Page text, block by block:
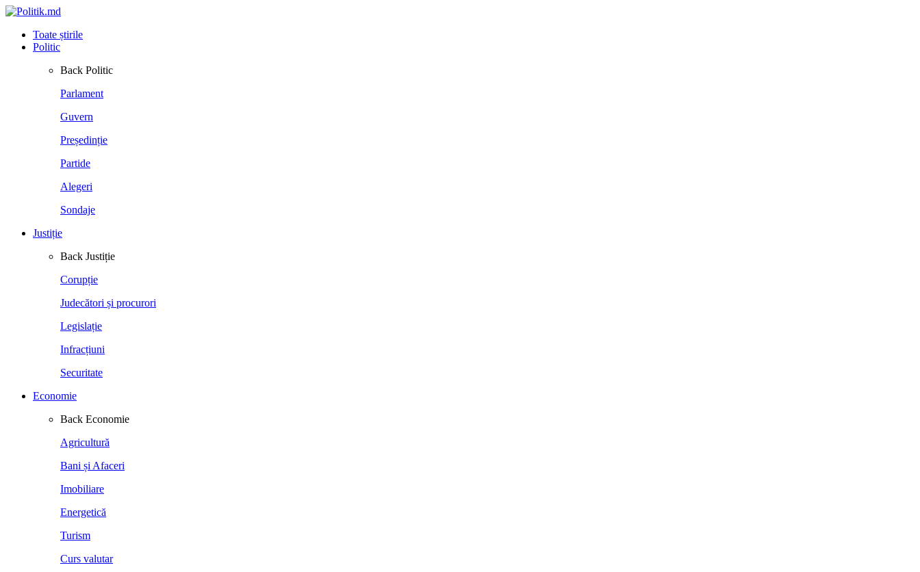
Toate știrile
Politic
Back Politic
Parlament
Guvern
Președinție
Partide
Alegeri
Sondaje
Justiție
Back Justiție
Corupție
Judecători și procurori
Legislație
Infracțiuni
Securitate
Economie
Back Economie
Agricultură
Bani și Afaceri
Imobiliare
Energetică
Turism
Curs valutar